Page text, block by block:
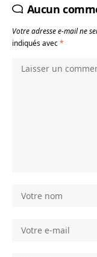
Aucun
Votre adresse e-mail ne
indiqués avec*